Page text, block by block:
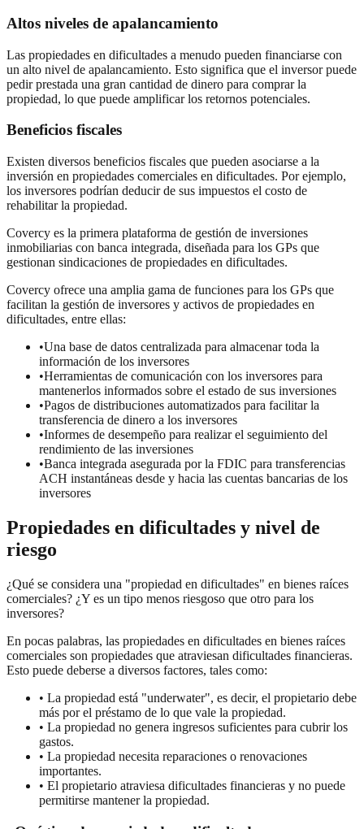
Altos niveles de apalancamiento
Las propiedades en dificultades a menudo pueden financiarse con
un alto nivel de apalancamiento. Esto significa que el inversor puede
pedir prestada una gran cantidad de dinero para comprar la
propiedad, lo que puede amplificar los retornos potenciales.
Beneficios fiscales
Existen diversos beneficios fiscales que pueden asociarse a la
inversión en propiedades comerciales en dificultades. Por ejemplo,
los inversores podrían deducir de sus impuestos el costo de
rehabilitar la propiedad.
Covercy es la primera plataforma de gestión de inversiones
inmobiliarias con banca integrada, diseñada para los GPs que
gestionan sindicaciones de propiedades en dificultades.
Covercy ofrece una amplia gama de funciones para los GPs que
facilitan la gestión de inversores y activos de propiedades en
dificultades, entre ellas:
•Una base de datos centralizada para almacenar toda la
información de los inversores
•Herramientas de comunicación con los inversores para
mantenerlos informados sobre el estado de sus inversiones
•Pagos de distribuciones automatizados para facilitar la
transferencia de dinero a los inversores
•Informes de desempeño para realizar el seguimiento del
rendimiento de las inversiones
•Banca integrada asegurada por la FDIC para transferencias
ACH instantáneas desde y hacia las cuentas bancarias de los
inversores
Propiedades en dificultades y nivel de
riesgo
¿Qué se considera una "propiedad en dificultades" en bienes raíces
comerciales? ¿Y es un tipo menos riesgoso que otro para los
inversores?
En pocas palabras, las propiedades en dificultades en bienes raíces
comerciales son propiedades que atraviesan dificultades financieras.
Esto puede deberse a diversos factores, tales como:
• La propiedad está "underwater", es decir, el propietario debe
más por el préstamo de lo que vale la propiedad.
• La propiedad no genera ingresos suficientes para cubrir los
gastos.
• La propiedad necesita reparaciones o renovaciones
importantes.
• El propietario atraviesa dificultades financieras y no puede
permitirse mantener la propiedad.